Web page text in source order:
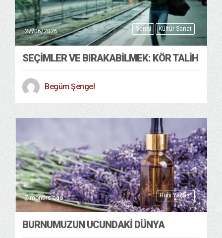
Genel Kültür Sanat
27/06/2026
SEÇIMLER VE BIRAKABILMEK: KÖR TALIH
Begüm Şengel
Hobi Yaşam
7 months ago
BURNUMUZUN UCUNDAKİ DÜNYA